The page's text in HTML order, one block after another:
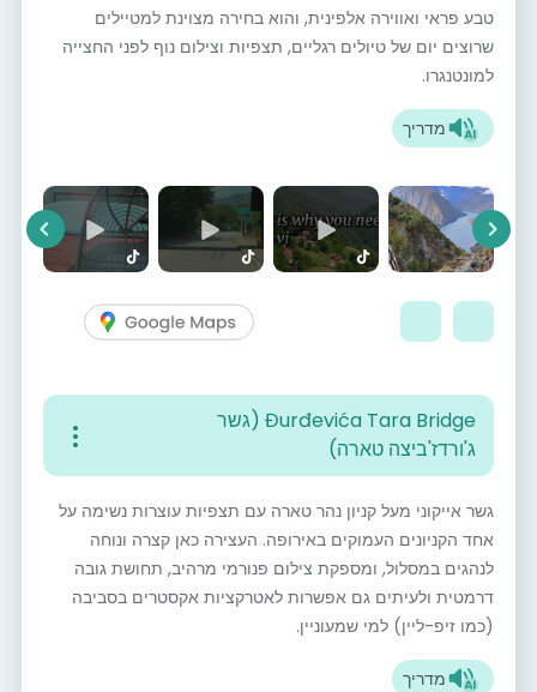
טבע פראי ואווירה אלפינית, והוא בחירה מצוינת למטיילים
שרוצים יום של טיולים רגליים, תצפיות וצילום נוף לפני החצייה
למונטנגרו.
מדריך
Next
Đurđevića Tara Bridge (גשר
ג'ורדז'ביצה טארה)
גשר אייקוני מעל קניון נהר טארה עם תצפיות עוצרות נשימה על
אחד הקניונים העמוקים באירופה. העצירה כאן קצרה ונוחה
לנהגים במסלול, ומספקת צילום פנורמי מרהיב, תחושת גובה
דרמטית ולעיתים גם אפשרות לאטרקציות אקסטרים בסביבה
(כמו זיפ-ליין) למי שמעוניין.
מדריך